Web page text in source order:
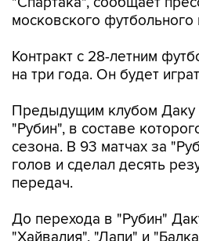
московского футбольного
Контракт с 28-летним
на три года. Он будет
Предыдущим клубом Даку
"Рубин", в составе
сезона. В 93 матчах за
голов и сделал десять
передач.
До перехода в "Рубин"